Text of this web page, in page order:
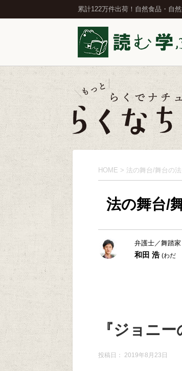
累計122万件出荷！自然食品・自
HOME > 法の舞台/舞台の法
法の舞台/
弁護士／舞踏家
和田 浩(わだ
『ジョニ
投稿日： 2019年8月23日